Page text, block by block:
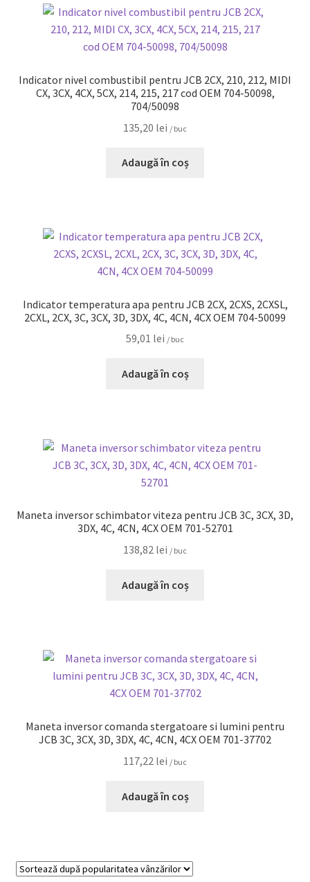
Indicator nivel combustibil pentru JCB 2CX, 210, 212, MIDI
CX, 3CX, 4CX, 5CX, 214, 215, 217 cod OEM 704-50098,
704/50098
135,20 lei / buc
Adaugă în coș
Indicator temperatura apa pentru JCB 2CX, 2CXS, 2CXSL,
2CXL, 2CX, 3C, 3CX, 3D, 3DX, 4C, 4CN, 4CX OEM 704-50099
59,01 lei / buc
Adaugă în coș
Maneta inversor schimbator viteza pentru JCB 3C, 3CX, 3D,
3DX, 4C, 4CN, 4CX OEM 701-52701
138,82 lei / buc
Adaugă în coș
Maneta inversor comanda stergatoare si lumini pentru
JCB 3C, 3CX, 3D, 3DX, 4C, 4CN, 4CX OEM 701-37702
117,22 lei / buc
Adaugă în coș